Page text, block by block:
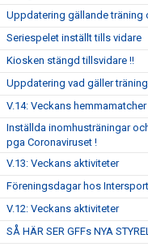
Uppdatering gällande träning
Seriespelet inställt tills vidare
Kiosken stängd tillsvidare !!
Uppdatering vad gäller
V.14: Veckans
Inställda inomhusträningar
pga Coronaviruset !
V.13: Veckans aktiviteter
Föreningsdagar hos
V.12: Veckans aktiviteter
SÅ HÄR SER GFFs NYA